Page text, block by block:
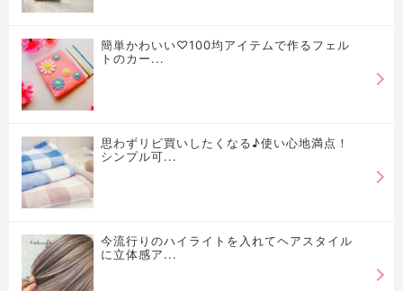
簡単かわいい♡100均アイテムで作るフェル
トのカー...
思わずリピ買いしたくなる♪使い心地満点！
シンプル可...
今流行りのハイライトを入れてヘアスタイル
に立体感ア...